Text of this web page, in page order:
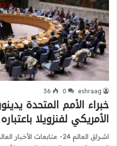
eshraag
0
36
خبراء الأمم المتحدة
الأمريكي لفنزويلا
اشراق العالم 24- متابعات